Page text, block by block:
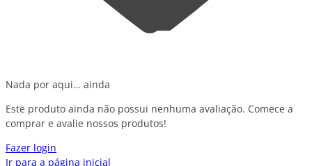
Nada por aqui… ainda
Este produto ainda não possui nenhuma avaliação. Comece a
comprar e avalie nossos produtos!
Fazer login
Ir para a página inicial